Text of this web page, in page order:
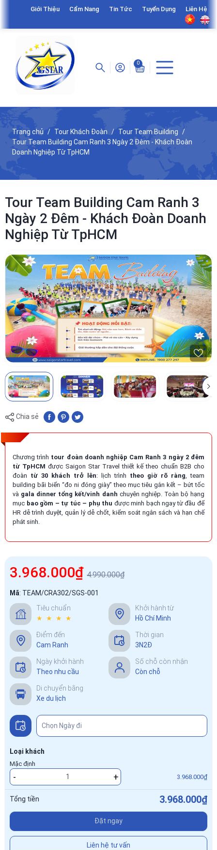
Giới Thiệu Cẩm Nang Tin Tức Tuyển Dụng Liên Hệ
0
Trang chủ Tour Khách Đoàn
Tour Team Building
Tour Team Building Cam Ranh 3 Ngày 2 Đêm - Khách Đoàn
Doanh Nghiệp Từ TpHCM
Tour Team Building Cam Ranh 3
Ngày 2 Đêm - Khách Đoàn Doanh
Nghiệp Từ TpHCM
Chia sẻ
Chương trình tour đoàn doanh nghiệp Cam Ranh 3 ngày 2 đêm
từ TpHCM được Saigon Star Travel thiết kế theo chuẩn B2B cho
đoàn từ 30 khách trở lên: lịch trình theo giờ rõ ràng , team
building bãi biển “đo ni đóng giày” theo mục tiêu gắn kết – bứt tốc
và gala dinner tổng kết/vinh danh chuyên nghiệp. Toàn bộ hạng
mục bao gồm – tự túc – phụ thu được minh bạch ngay từ đầu để
HR dễ trình duyệt, quản lý dễ chốt, kiểm soát ngân sách và hạn chế
phát sinh.
3.968.000₫ 4.990.000₫
Mã: TEAM/CRA302/SGS-001
Tiêu chuẩn
★ ★ ★ ★
Khởi hành từ
Hồ Chí Minh
Điểm đến
Cam Ranh
Thời gian
3N2Đ
Ngày khởi hành
Theo nhu cầu
Số chỗ còn nhận
Còn chỗ
Di chuyển bằng
Xe du lịch
Loại khách
Mặc định
- + 3.968.000₫
Tổng tiền 3.968.000₫
Đặt ngay
Liên hệ tư vấn